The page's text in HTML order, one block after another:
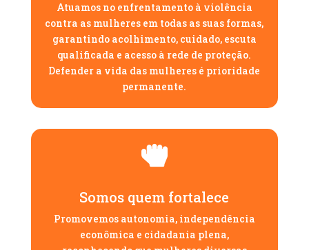
Atuamos no enfrentamento à violência
contra as mulheres em todas as suas formas,
garantindo acolhimento, cuidado, escuta
qualificada e acesso à rede de proteção.
Defender a vida das mulheres é prioridade
permanente.

Somos quem fortalece
Promovemos autonomia, independência
econômica e cidadania plena,